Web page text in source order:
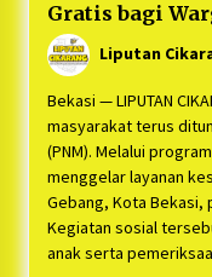
Gratis bagi
Liputan
Bekasi — LIPUTAN
masyarakat terus
(PNM). Melalui
menggelar layanan
Gebang, Kota Bekasi,
Kegiatan sosial
anak serta